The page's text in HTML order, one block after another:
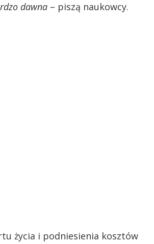
dawna – piszą naukowcy.
życia i podniesienia kosztów